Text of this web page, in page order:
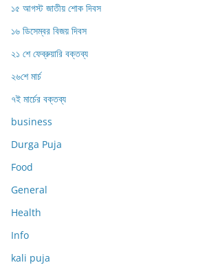
১৫ আগস্ট জাতীয় শোক দিবস
১৬ ডিসেম্বর বিজয় দিবস
২১ শে ফেব্রুয়ারি বক্তব্য
২৬শে মার্চ
৭ই মার্চের বক্তব্য
business
Durga Puja
Food
General
Health
Info
kali puja